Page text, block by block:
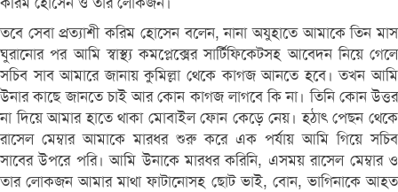
তবে সেবা প্রত্যাশী করিম হোসেন বলেন, নানা অযুহাতে আমাকে তিন মাস
ঘুরানোর পর আমি স্বাস্থ্য কমপ্লেক্সের সার্টিফিকেটসহ আবেদন নিয়ে গেলে
সচিব সাব আমারে জানায় কুমিল্লা থেকে কাগজ আনতে হবে। তখন আমি
উনার কাছে জানতে চাই আর কোন কাগজ লাগবে কি না। তিনি কোন উত্তর
না দিয়ে আমার হাতে থাকা মোবাইল ফোন কেড়ে নেয়। হঠাৎ পেছন থেকে
রাসেল মেম্বার আমাকে মারধর শুরু করে এক পর্যায় আমি গিয়ে সচিব
সাবের উপরে পরি। আমি উনাকে মারধর করিনি, এসময় রাসেল মেম্বার ও
তার লোকজন আমার মাথা ফাটানোসহ ছোট ভাই, বোন, ভাগিনাকে আহত